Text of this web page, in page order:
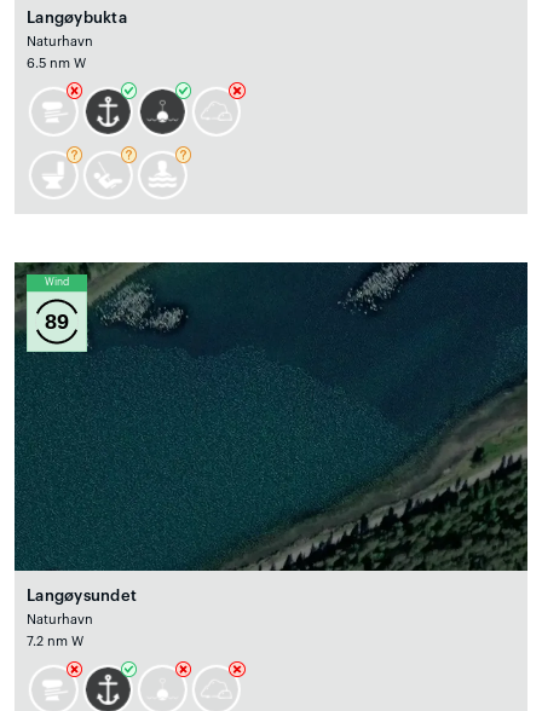
Langøybukta
Naturhavn
6.5 nm W
Wind
89
Langøysundet
Naturhavn
7.2 nm W